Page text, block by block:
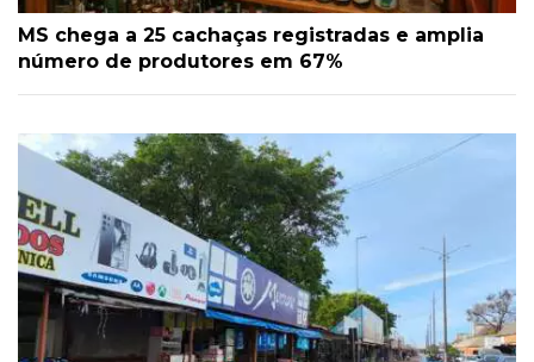
MS chega a 25 cachaças registradas e amplia
número de produtores em 67%